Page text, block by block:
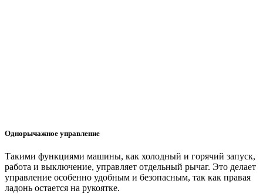
Однорычажное управление
Такими функциями машины, как холодный и горячий запуск,
работа и выключение, управляет отдельный рычаг. Это делает
управление особенно удобным и безопасным, так как правая
ладонь остается на рукоятке.